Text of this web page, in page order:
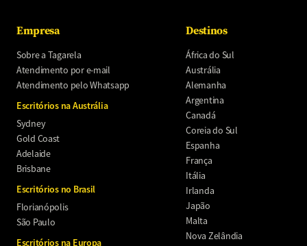
Empresa
Sobre a Tagarela
Atendimento por e-mail
Atendimento pelo Whatsapp
Escritórios na Austrália
Sydney
Gold Coast
Adelaide
Brisbane
Escritórios no Brasil
Florianópolis
São Paulo
Escritórios na Europa
Destinos
África do Sul
Austrália
Alemanha
Argentina
Canadá
Coreia do Sul
Espanha
França
Itália
Irlanda
Japão
Malta
Nova Zelândia